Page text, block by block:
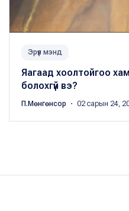
Эрүүл мэнд
Яагаад хоолтойгоо
болохгүй вэ?
П.Мөнгөнсор ・ 02 сарын 24,